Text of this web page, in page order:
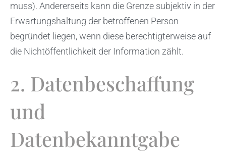
muss). Andererseits kann die Grenze subjektiv in der
Erwartungshaltung der betroffenen Person
begründet liegen, wenn diese berechtigterweise auf
die Nichtöffentlichkeit der Information zählt.
2. Datenbeschaffung
und
Datenbekanntgabe